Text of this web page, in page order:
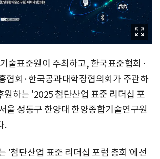
술표준원이 주최하고, 한국표준협회·
협회·한국공과대학장협의회가 주관하
원하는 '2025 첨단산업 표준 리더십 포
울 성동구 한양대 한양종합기술연구원
.
'첨단산업 표준 리더십 포럼 총회'에선